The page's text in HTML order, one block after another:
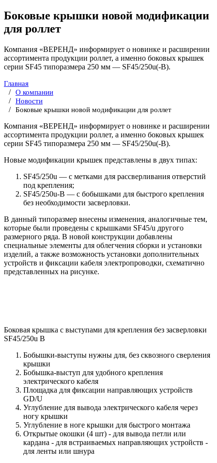
Боковые крышки новой модификации
для роллет
Компания «ВЕРЕНД» информирует о новинке и расширении
ассортимента продукции роллет, а именно боковых крышек
серии SF45 типоразмера 250 мм — SF45/250u(-B).
Главная
О компании
Новости
Боковые крышки новой модификации для роллет
Компания «ВЕРЕНД» информирует о новинке и расширении
ассортимента продукции роллет, а именно боковых крышек
серии SF45 типоразмера 250 мм — SF45/250u(-B).
Новые модификации крышек представлены в двух типах:
SF45/250u — с метками для рассверливания отверстий
под крепления;
SF45/250u-B — с бобышками для быстрого крепления
без необходимости засверловки.
В данный типоразмер внесены изменения, аналогичные тем,
которые были проведены с крышками SF45/u другого
размерного ряда. В новой конструкции добавлены
специальные элементы для облегчения сборки и установки
изделий, а также возможность установки дополнительных
устройств и фиксации кабеля электропроводки, схематично
представленных на рисунке.
Боковая крышка с выступами для крепления без засверловки
SF45/250u B
Бобышки-выступы нужны для, без сквозного сверления
крышки
Бобышка-выступ для удобного крепления
электрического кабеля
Площадка для фиксации направляющих устройств
GD/U
Углубление для вывода электрического кабеля через
ногу крышки
Углубление в ноге крышки для быстрого монтажа
Открытые окошки (4 шт) - для вывода петли или
кардана - для встраиваемых направляющих устройств -
для ленты или шнура